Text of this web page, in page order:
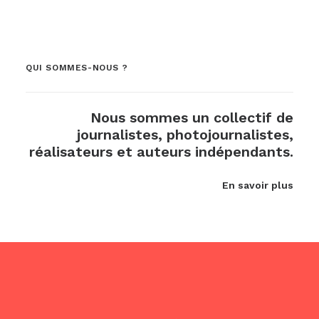
QUI SOMMES-NOUS ?
Nous sommes un collectif de
journalistes, photojournalistes,
réalisateurs et auteurs indépendants.
En savoir plus